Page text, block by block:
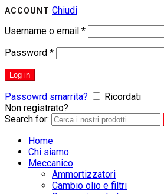
ACCOUNT Chiudi
Username o email *
Password *
Log in
Passowrd smarrita?
Ricordati
Non registrato?
Search for:
Home
Chi siamo
Meccanico
Ammortizzatori
Cambio olio e filtri